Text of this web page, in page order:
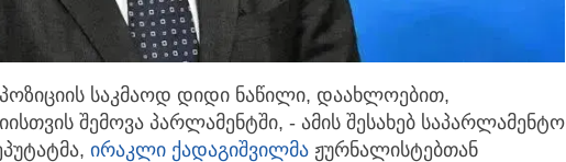
საკმაოდ დიდი ნაწილი, დაახლოებით,
შემოვა პარლამენტში, - ამის შესახებ საპარლამენტო
ირაკლი ქადაგიშვილმა ჟურნალისტებთან